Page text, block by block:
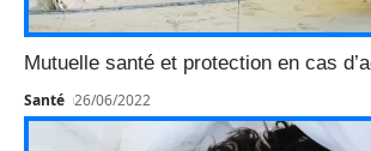
Mutuelle santé et protection en cas
Santé 26/06/2022